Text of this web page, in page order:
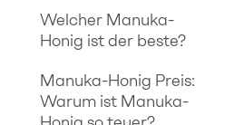
Welcher Manuka-
Honig ist der beste?
Manuka-Honig Preis:
Warum ist Manuka-